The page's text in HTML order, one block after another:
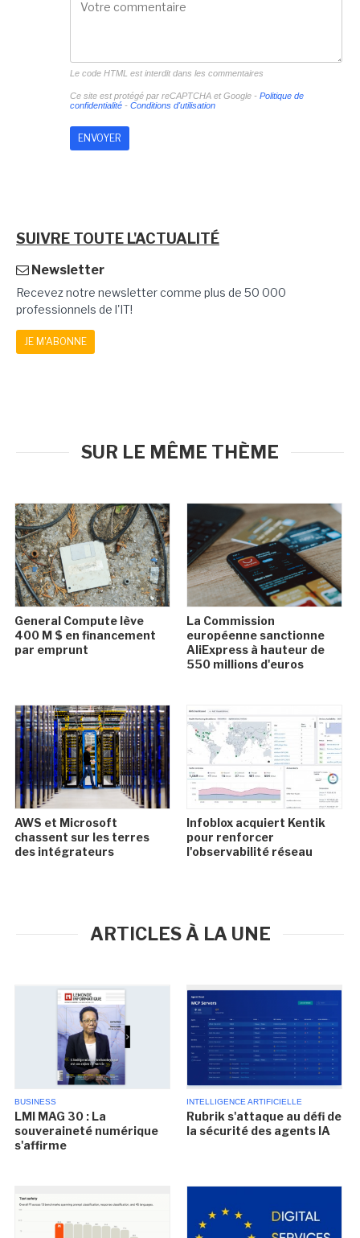
Le code HTML est interdit dans les commentaires
Ce site est protégé par reCAPTCHA et Google - Politique de
confidentialité- Conditions d'utilisation
SUIVRE TOUTE L'ACTUALITÉ
Newsletter
Recevez notre newsletter comme plus de 50 000
professionnels de l'IT!
JE M'ABONNE
SUR LE MÊME THÈME
General Compute lève
400 M $ en financement
par emprunt
La Commission
européenne sanctionne
AliExpress à hauteur de
550 millions d'euros
AWS et Microsoft
chassent sur les terres
des intégrateurs
Infoblox acquiert Kentik
pour renforcer
l'observabilité réseau
ARTICLES À LA UNE
BUSINESS
LMI MAG 30 : La
souveraineté numérique
s'affirme
INTELLIGENCE ARTIFICIELLE
Rubrik s'attaque au défi de
la sécurité des agents IA